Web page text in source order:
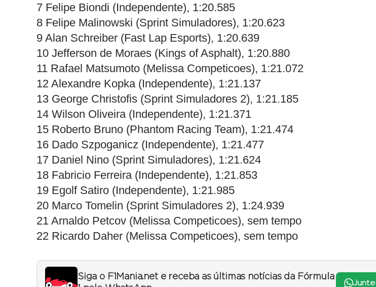
7 Felipe Biondi (Independente), 1:20.585
8 Felipe Malinowski (Sprint Simuladores), 1:20.623
9 Alan Schreiber (Fast Lap Esports), 1:20.639
10 Jefferson de Moraes (Kings of Asphalt), 1:20.880
11 Rafael Matsumoto (Melissa Competicoes), 1:21.072
12 Alexandre Kopka (Independente), 1:21.137
13 George Christofis (Sprint Simuladores 2), 1:21.185
14 Wilson Oliveira (Independente), 1:21.371
15 Roberto Bruno (Phantom Racing Team), 1:21.474
16 Dado Szpoganicz (Independente), 1:21.477
17 Daniel Nino (Sprint Simuladores), 1:21.624
18 Fabricio Ferreira (Independente), 1:21.853
19 Egolf Satiro (Independente), 1:21.985
20 Marco Tomelin (Sprint Simuladores 2), 1:24.939
21 Arnaldo Petcov (Melissa Competicoes), sem tempo
22 Ricardo Daher (Melissa Competicoes), sem tempo
Siga o F1Mania.net e receba as últimas notícias da Fórmula